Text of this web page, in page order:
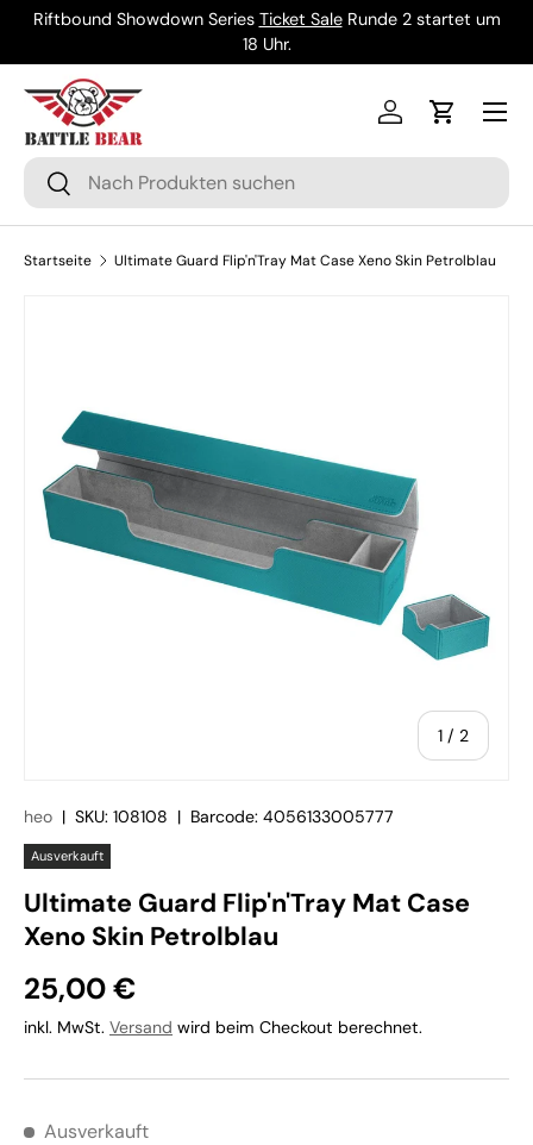
Riftbound Showdown Series Ticket SaleRunde 2 startet um
18 Uhr.
Suchen
Suchen
Einloggen
Menü
Startseite Ultimate Guard Flip'n'Tray Mat Case Xeno Skin Petrolblau
1 / von
2
heo | SKU: 108108 | Barcode: 4056133005777
Ausverkauft
Ultimate Guard Flip'n'Tray Mat Case
Xeno Skin Petrolblau
25,00 €
inkl. MwSt. Versand wird beim Checkout berechnet.
Ausverkauft